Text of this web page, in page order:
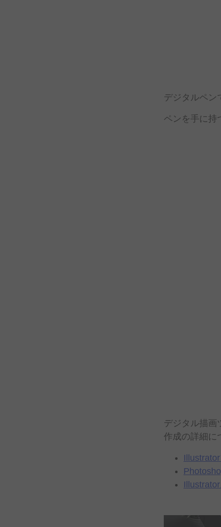
デジタルペン
ペンを手に持
デジタル描画
作成の詳細に
Illustrator
Illustrator